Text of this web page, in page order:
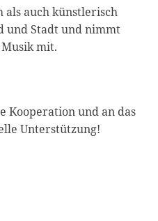
als auch künstlerisch
und Stadt und nimmt
mit.
Kooperation und an das
Unterstützung!